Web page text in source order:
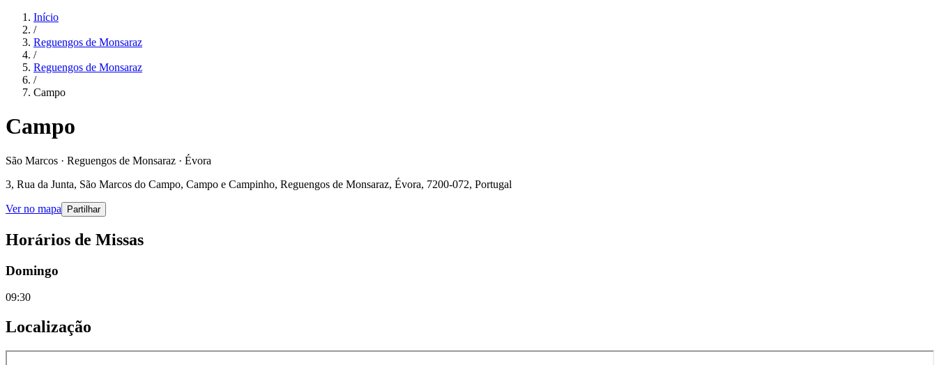
Início
/
Reguengos de Monsaraz
/
Reguengos de Monsaraz
/
Campo
Campo
São Marcos · Reguengos de Monsaraz · Évora
3, Rua da Junta, São Marcos do Campo, Campo e Campinho, Reguengos de Monsaraz, Évora, 7200-072, Portugal
Ver no mapa Partilhar
Horários de Missas
Domingo
09:30
Localização